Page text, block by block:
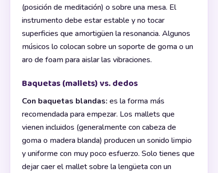
(posición de meditación) o sobre una mesa. El
instrumento debe estar estable y no tocar
superficies que amortigüen la resonancia. Algunos
músicos lo colocan sobre un soporte de goma o un
aro de foam para aislar las vibraciones.
Baquetas (mallets) vs. dedos
Con baquetas blandas: es la forma más
recomendada para empezar. Los mallets que
vienen incluidos (generalmente con cabeza de
goma o madera blanda) producen un sonido limpio
y uniforme con muy poco esfuerzo. Solo tienes que
dejar caer el mallet sobre la lengüeta con un